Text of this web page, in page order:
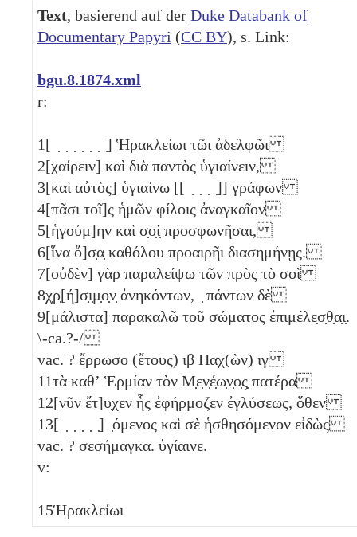
Text, basierend auf der Duke Databank of
Documentary Papyri (CC BY), s. Link:
bgu.8.1874.xml
r:
1[ ̣ ̣ ̣ ̣ ̣ ̣ ̣] Ἡρακλείωι τῶι ἀδελφῶι
2[χαίρειν] καὶ διὰ παντὸς ὑγιαίνειν,
3[καὶ αὐτὸς] ὑγιαίνω [[ ̣ ̣ ̣ ̣]] γράφων
4[πᾶσι τοῖ]ς ἡμῶν φίλοις ἀναγκαῖον
5[ἡγούμ]ην καὶ σ̣ο̣ὶ̣ προσφωνῆσαι,
6[ἵνα ὅ]σ̣α̣ καθόλου προαιρῆι διασημήνῃς.
7[οὐδὲν] γὰρ παραλείψω τῶν πρὸς τὸ σοὶ
8χ̣ρ̣[ή]σ̣ι̣μ̣ο̣ν̣ ἀνηκόντων, ̣ πάντων δὲ
9[μάλιστα] παρακαλῶ τοῦ σώματος ἐπιμέλε̣σ̣θ̣α̣ι̣.
\-ca.?-/
vac. ? ἔρρωσο (ἔτους) ιβ Παχ(ὼν) ιγ
11τὰ καθʼ Ἑρμίαν τὸν Μ̣ε̣ν̣έ̣ω̣ν̣ο̣ς̣ πατέρα
12[νῦν ἔτ]υ̣χεν ἧς ἐφήρμοζεν ἐγλύσεως, ὅθεν
13[ ̣ ̣ ̣ ̣ ̣] ̣όμενος καὶ σὲ ἡσθησόμενον εἰδὼς
vac. ? σεσήμαγκα. ὑγίαινε.
v:
15Ἡρακλείωι